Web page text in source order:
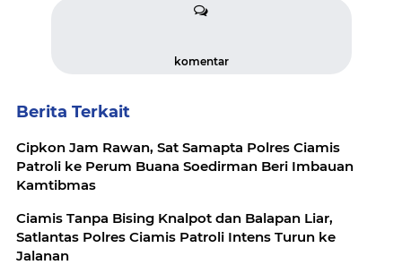
komentar
Berita Terkait
Cipkon Jam Rawan, Sat Samapta Polres Ciamis
Patroli ke Perum Buana Soedirman Beri Imbauan
Kamtibmas
Ciamis Tanpa Bising Knalpot dan Balapan Liar,
Satlantas Polres Ciamis Patroli Intens Turun ke
Jalanan